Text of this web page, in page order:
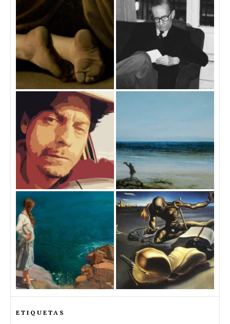
ETIQUETAS